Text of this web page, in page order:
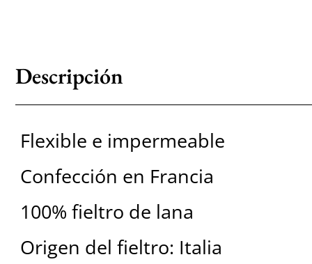
Descripción
Flexible e impermeable
Confección en Francia
100% fieltro de lana
Origen del fieltro: Italia